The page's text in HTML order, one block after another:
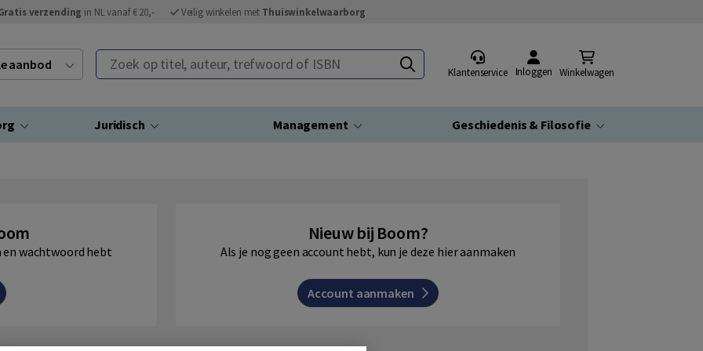
verzending in NL vanaf € 20,- Veilig winkelen met Thuiswinkelwaarborg
aanbod Zoek op titel, auteur, trefwoord of ISBN
Klantenservice Inloggen Winkelwagen
Juridisch Management Geschiedenis & Filosofie
en wachtwoord hebt
Nieuw bij Boom?
Als je nog geen account hebt, kun je deze hier aanmaken
Account aanmaken